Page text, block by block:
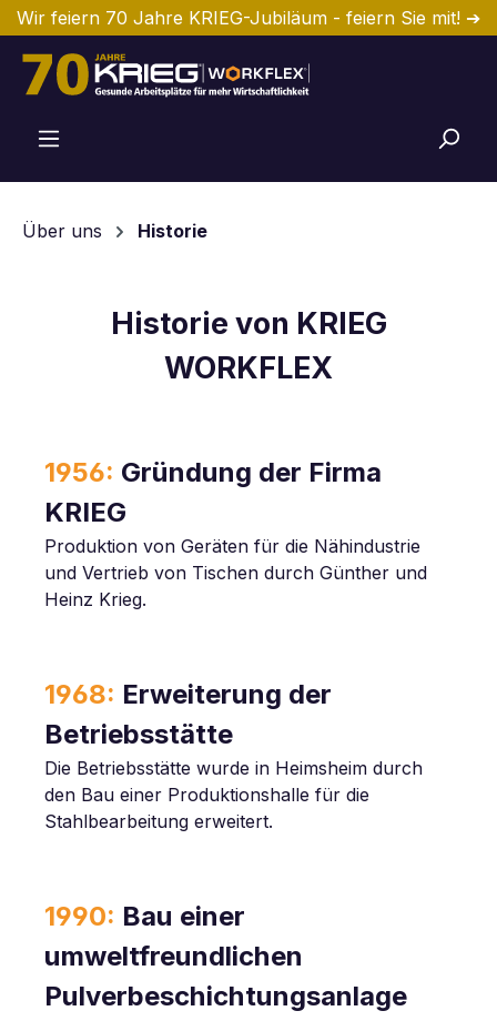
Zum Hauptinhalt springen
Wir feiern 70 Jahre KRIEG-Jubiläum - feiern Sie mit! ➔
Über uns Historie
Historie von KRIEG
WORKFLEX
1956: Gründung der Firma
KRIEG
Produktion von Geräten für die Nähindustrie
und Vertrieb von Tischen durch Günther und
Heinz Krieg.
1968: Erweiterung der
Betriebsstätte
Die Betriebsstätte wurde in Heimsheim durch
den Bau einer Produktionshalle für die
Stahlbearbeitung erweitert.
1990: Bau einer
umweltfreundlichen
Pulverbeschichtungsanlage